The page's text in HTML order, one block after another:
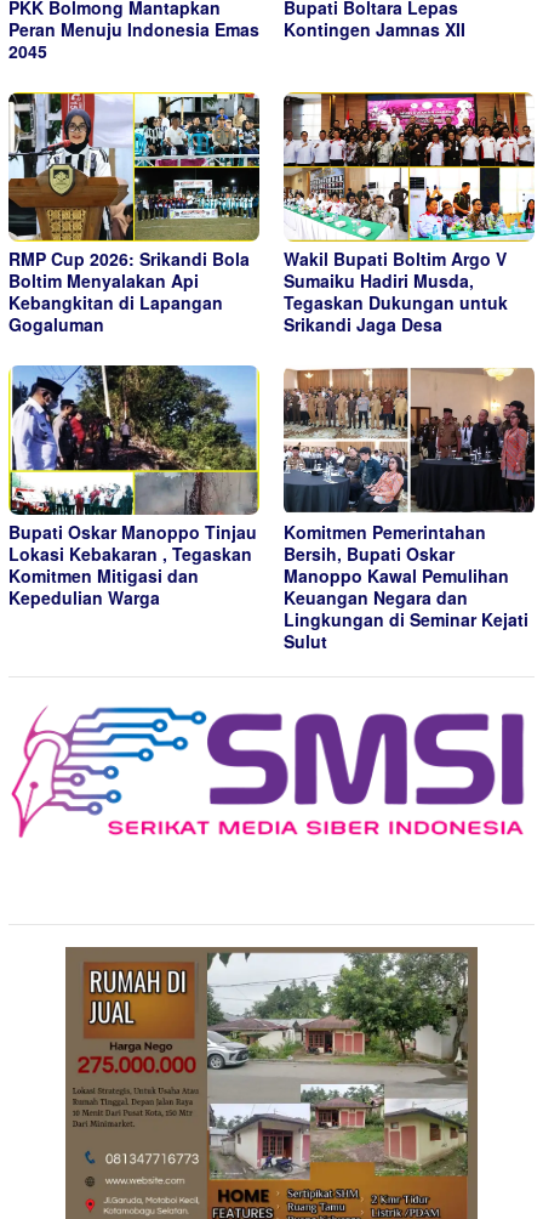
PKK Bolmong Mantapkan
Peran Menuju Indonesia Emas
2045
Bupati Boltara Lepas
Kontingen Jamnas XII
RMP Cup 2026: Srikandi Bola
Boltim Menyalakan Api
Kebangkitan di Lapangan
Gogaluman
Wakil Bupati Boltim Argo V
Sumaiku Hadiri Musda,
Tegaskan Dukungan untuk
Srikandi Jaga Desa
Bupati Oskar Manoppo Tinjau
Lokasi Kebakaran , Tegaskan
Komitmen Mitigasi dan
Kepedulian Warga
Komitmen Pemerintahan
Bersih, Bupati Oskar
Manoppo Kawal Pemulihan
Keuangan Negara dan
Lingkungan di Seminar Kejati
Sulut